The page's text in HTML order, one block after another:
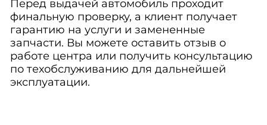
Перед выдачей автомобиль проходит
финальную проверку, а клиент получает
гарантию на услуги и замененные
запчасти. Вы можете оставить отзыв о
работе центра или получить консультацию
по техобслуживанию для дальнейшей
эксплуатации.